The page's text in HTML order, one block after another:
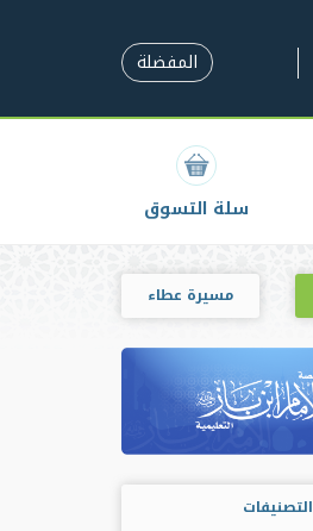
المفضلة
سلة التسوق
مسيرة عطاء
التصنيفات